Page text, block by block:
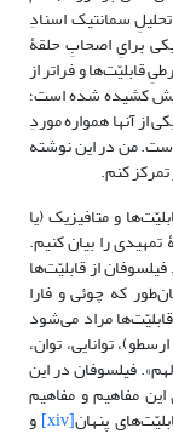
سمانتیک اسنادِ
برایِ اصحابِ حلقۀ
قابلیّت‌ها و فراتر از
کشیده شده است؛
از آنها همواره موردِ
من در این نوشته
کنم.
و متافیزیک (یا
تمهیدی را بیان کنیم.
از قابلیّت‌ها
که چوئی و فارا
قابلیّت‌ها مراد می‌شود
توانایی، توان،
فیلسوفان در این
مفاهیم و مفاهیم
پنهان[xiv] و